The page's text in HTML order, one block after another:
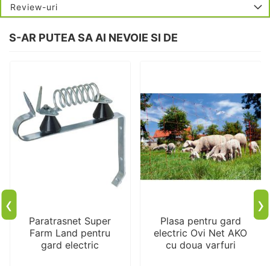
Review-uri
S-AR PUTEA SA AI NEVOIE SI DE
Paratrasnet Super
Farm Land pentru
gard electric
Plasa pentru gard
electric Ovi Net AKO
cu doua varfuri
‹ ›